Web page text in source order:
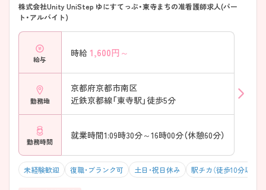
株式会社Unity UniStep ゆにすてっぷ・東寺まちの准看護師求人(パー
ト・アルバイト)
給与
時給 1,600円～
勤務地
京都府京都市南区
近鉄京都線「東寺駅」徒歩5分
勤務時間
就業時間1:09時30分～16時00分（休憩60分）
未経験歓迎 復職・ブランク可 土日・祝日休み 駅チカ（徒歩10分以内）